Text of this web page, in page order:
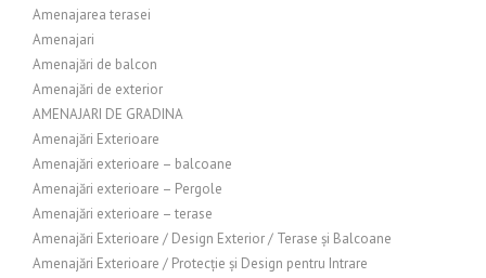
Amenajarea terasei
Amenajari
Amenajări de balcon
Amenajări de exterior
AMENAJARI DE GRADINA
Amenajări Exterioare
Amenajări exterioare – balcoane
Amenajări exterioare – Pergole
Amenajări exterioare – terase
Amenajări Exterioare / Design Exterior / Terase și Balcoane
Amenajări Exterioare / Protecție și Design pentru Intrare